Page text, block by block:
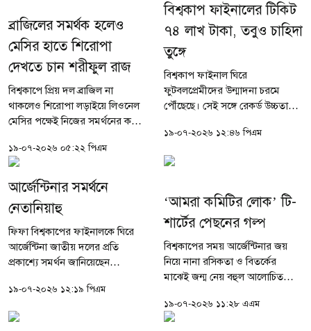
ব্রাজিলের সমর্থক হলেও
মেসির হাতে শিরোপা
দেখতে চান শরীফুল রাজ
বিশ্বকাপে প্রিয় দল ব্রাজিল না
থাকলেও শিরোপা লড়াইয়ে লিওনেল
মেসির পক্ষেই নিজের সমর্থনের কথা
শরীফুল রাজ। তবে একই সঙ্গে তিনি
মনে করেন, তরুণ ফুটবলার লামিন...
১৯-০৭-২০২৬ ০৫:২২ পিএম
বিশ্বকাপ ফাইনালের টিকিট
৭৪ লাখ টাকা, তবুও চাহিদা
তুঙ্গে
বিশ্বকাপ ফাইনাল ঘিরে
ফুটবলপ্রেমীদের উন্মাদনা চরমে
পৌঁছেছে। সেই সঙ্গে রেকর্ড উচ্চতায়
মুহূর্তে ফাইনালের একটি টিকিট
কিনতে গুনতে হচ্ছে ১০ হাজার থেকে
৬০ হাজার...
১৯-০৭-২০২৬ ১২:৪৬ পিএম
আর্জেন্টিনার সমর্থনে
নেতানিয়াহু
ফিফা বিশ্বকাপের ফাইনালকে ঘিরে
আর্জেন্টিনা জাতীয় দলের প্রতি
প্রকাশ্যে সমর্থন জানিয়েছেন
নেতানিয়াহু। তিনি বলেন, আর্জেন্টিনার
প্রেসিডেন্ট হাভিয়ের...
১৯-০৭-২০২৬ ১২:১৯ পিএম
‘আমরা কমিটির লোক’ টি-
শার্টের পেছনের গল্প
বিশ্বকাপের সময় আর্জেন্টিনার জয়
নিয়ে নানা রসিকতা ও বিতর্কের
মাঝেই জন্ম নেয় বহুল আলোচিত
শুরুটা ছিল নিছক বন্ধুদের আড্ডায়
বলা একটি মজার কথা, যা পরে
১৯-০৭-২০২৬ ১১:২৮ এএম